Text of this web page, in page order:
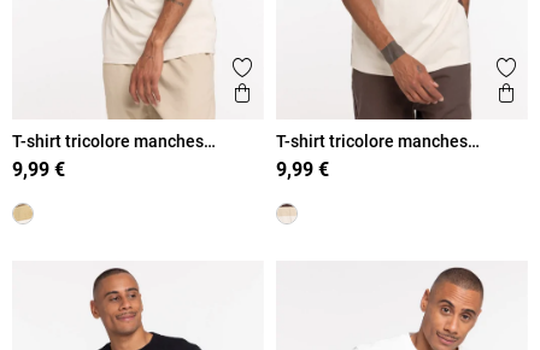
Ajouter aux favoris
Aperçu rapide
T-shirt tricolore manches
courtes homme
9,99 €
T-shirt tricolore manches
courtes homme
9,99 €